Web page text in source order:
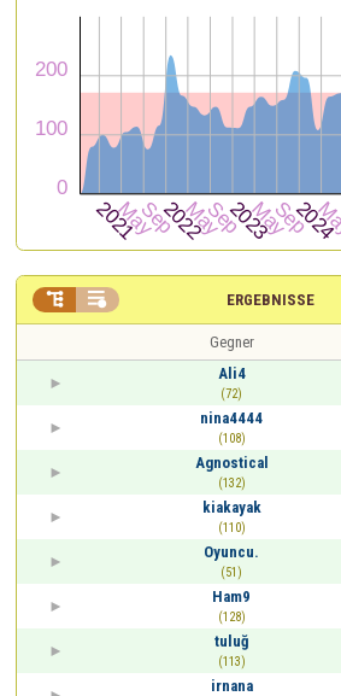
ERGEBNISSE
 
Gegner
Ali4
(72)
nina4444
(108)
Agnostical
(132)
kiakayak
(110)
Oyuncu.
(51)
Ham9
(128)
tuluğ
(113)
irnana